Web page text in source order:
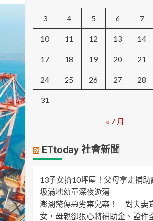
3 4 5 6 7
10 11 12 13 14
17 18 19 20 21
24 25 26 27 28
31
« 7 月
ETtoday 社會新聞
13子女擠10坪屋！父母拿走補
圾滿地幼童深夜遊蕩
澎湖驚傳惡劣棄兒案！一對夫妻
女，母親卻狠心將補助金、證件